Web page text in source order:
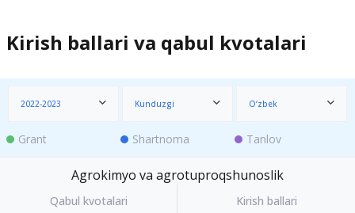
Kirish ballari va qabul kvotalari
2022-2023 Kunduzgi O‘zbek
Grant Shartnoma Tanlov
Agrokimyo va agrotuproqshunoslik